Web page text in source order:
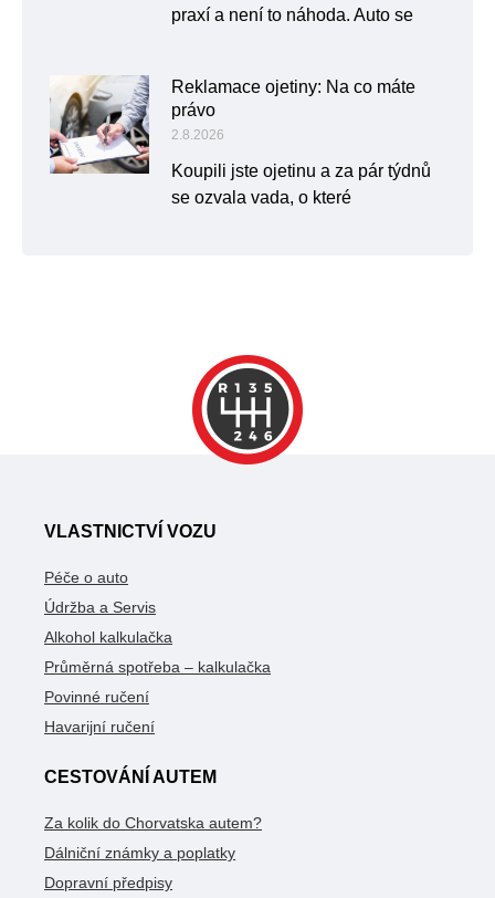
praxí a není to náhoda. Auto se
Reklamace ojetiny: Na co máte
právo
2.8.2026
Koupili jste ojetinu a za pár týdnů
se ozvala vada, o které
VLASTNICTVÍ VOZU
Péče o auto
Údržba a Servis
Alkohol kalkulačka
Průměrná spotřeba – kalkulačka
Povinné ručení
Havarijní ručení
CESTOVÁNÍ AUTEM
Za kolik do Chorvatska autem?
Dálniční známky a poplatky
Dopravní předpisy